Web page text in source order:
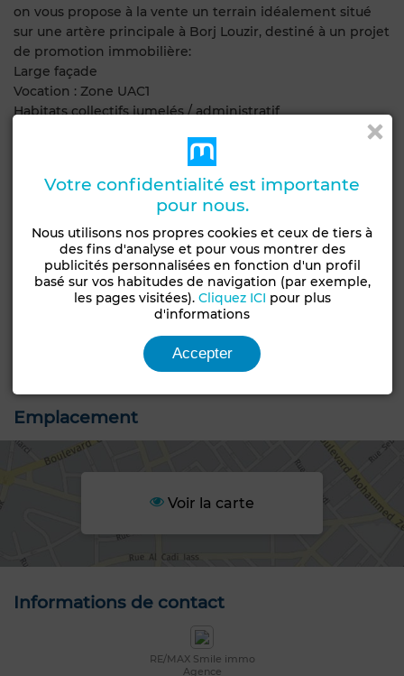
on vous propose à la vente un terrain idéalement situé
sur une artère principale à Borj Louzir, destiné à un projet
de promotion immobilière:
Large façade
Vocation : Zone UAC1
Habitats collectifs jumelés / administratif
Construction autorisée : R6
COS : 0,5 / CUF : 3,4
Caractéristiques générales
Type de bien Type de terrain
Commercial
Emplacement
Voir la carte
Informations de contact
RE/MAX Smile immo
Agence
Votre confidentialité est importante
pour nous.
Nous utilisons nos propres cookies et ceux de tiers à
des fins d'analyse et pour vous montrer des
publicités personnalisées en fonction d'un profil
basé sur vos habitudes de navigation (par exemple,
les pages visitées). Cliquez ICI pour plus
d'informations
Accepter